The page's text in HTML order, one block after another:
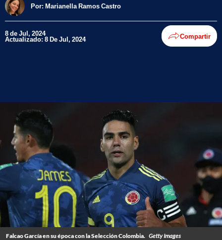
Por: Marianella Ramos Castro
8 de Jul, 2024
Actualizado: 8 De Jul, 2024 Compartir
Falcao García en su época con la Selección Colombia. Getty Images